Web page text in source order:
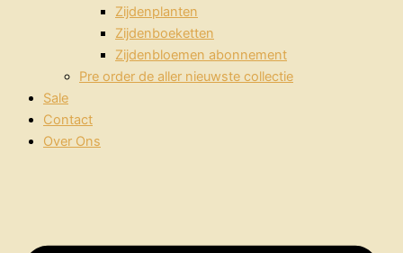
Zijdenplanten
Zijdenboeketten
Zijdenbloemen abonnement
Pre order de aller nieuwste collectie
Sale
Contact
Over Ons